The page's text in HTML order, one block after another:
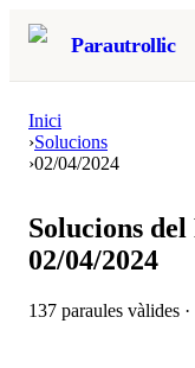
Parautrollic
Inici
›Solucions
›02/04/2024
Solucions
02/04/2024
137 paraules vàlides ·